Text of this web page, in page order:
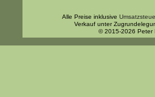
Alle Preise inklusive
Verkauf unter
© 2015-2026 Peter